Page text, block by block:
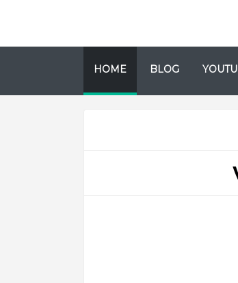
HOME BLOG